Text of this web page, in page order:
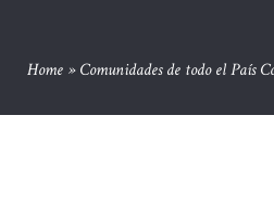
Home »Comunidades de todo el País